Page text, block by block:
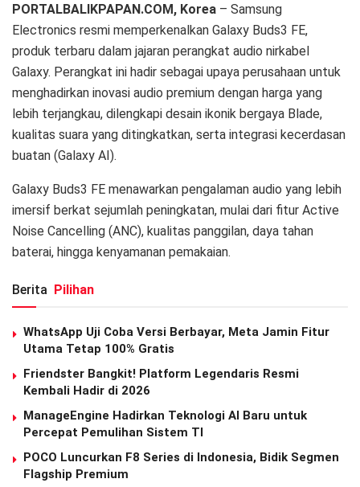
PORTALBALIKPAPAN.COM, Korea – Samsung
Electronics resmi memperkenalkan Galaxy Buds3 FE,
produk terbaru dalam jajaran perangkat audio nirkabel
Galaxy. Perangkat ini hadir sebagai upaya perusahaan untuk
menghadirkan inovasi audio premium dengan harga yang
lebih terjangkau, dilengkapi desain ikonik bergaya Blade,
kualitas suara yang ditingkatkan, serta integrasi kecerdasan
buatan (Galaxy AI).
Galaxy Buds3 FE menawarkan pengalaman audio yang lebih
imersif berkat sejumlah peningkatan, mulai dari fitur Active
Noise Cancelling (ANC), kualitas panggilan, daya tahan
baterai, hingga kenyamanan pemakaian.
Berita Pilihan
WhatsApp Uji Coba Versi Berbayar, Meta Jamin Fitur
Utama Tetap 100% Gratis
Friendster Bangkit! Platform Legendaris Resmi
Kembali Hadir di 2026
ManageEngine Hadirkan Teknologi AI Baru untuk
Percepat Pemulihan Sistem TI
POCO Luncurkan F8 Series di Indonesia, Bidik Segmen
Flagship Premium